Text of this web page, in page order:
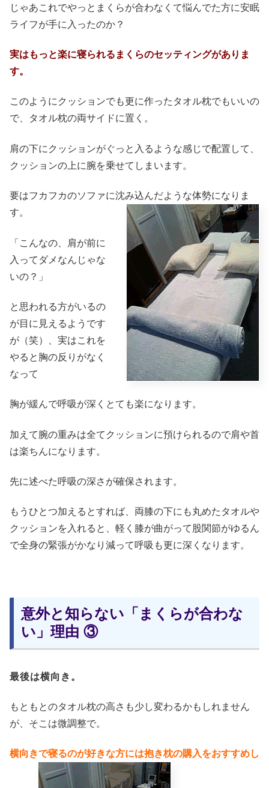
じゃあこれでやっとまくらが合わなくて悩んでた方に安眠
ライフが手に入ったのか？
実はもっと楽に寝られるまくらのセッティングがありま
す。
このようにクッションでも更に作ったタオル枕でもいいの
で、タオル枕の両サイドに置く。
肩の下にクッションがぐっと入るような感じで配置して、
クッションの上に腕を乗せてしまいます。
要はフカフカのソファに沈み込んだような体勢になりま
す。
「こんなの、肩が前に
入ってダメなんじゃな
いの？」
と思われる方がいるの
が目に見えるようです
が（笑）、実はこれを
やると胸の反りがなく
なって
胸が緩んで呼吸が深くとても楽になります。
加えて腕の重みは全てクッションに預けられるので肩や首
は楽ちんになります。
先に述べた呼吸の深さが確保されます。
もうひとつ加えるとすれば、両膝の下にも丸めたタオルや
クッションを入れると、軽く膝が曲がって股関節がゆるん
で全身の緊張がかなり減って呼吸も更に深くなります。
意外と知らない「まくらが合わな
い」理由 ③
最後は横向き。
もともとのタオル枕の高さも少し変わるかもしれません
が、そこは微調整で。
横向きで寝るのが好きな方には抱き枕の購入をおすすめし